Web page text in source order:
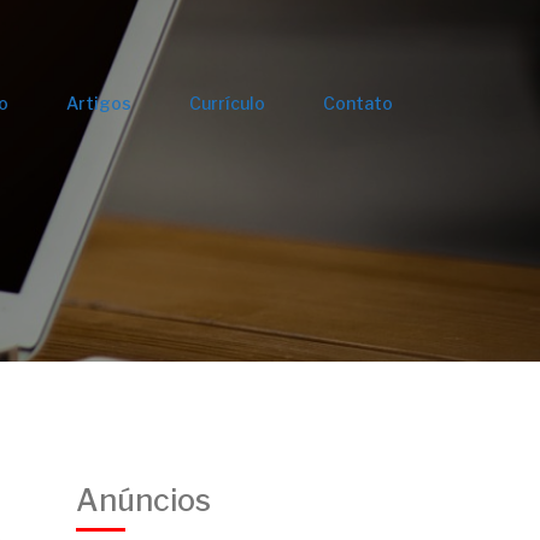
Artigos Currículo Contato
Anúncios